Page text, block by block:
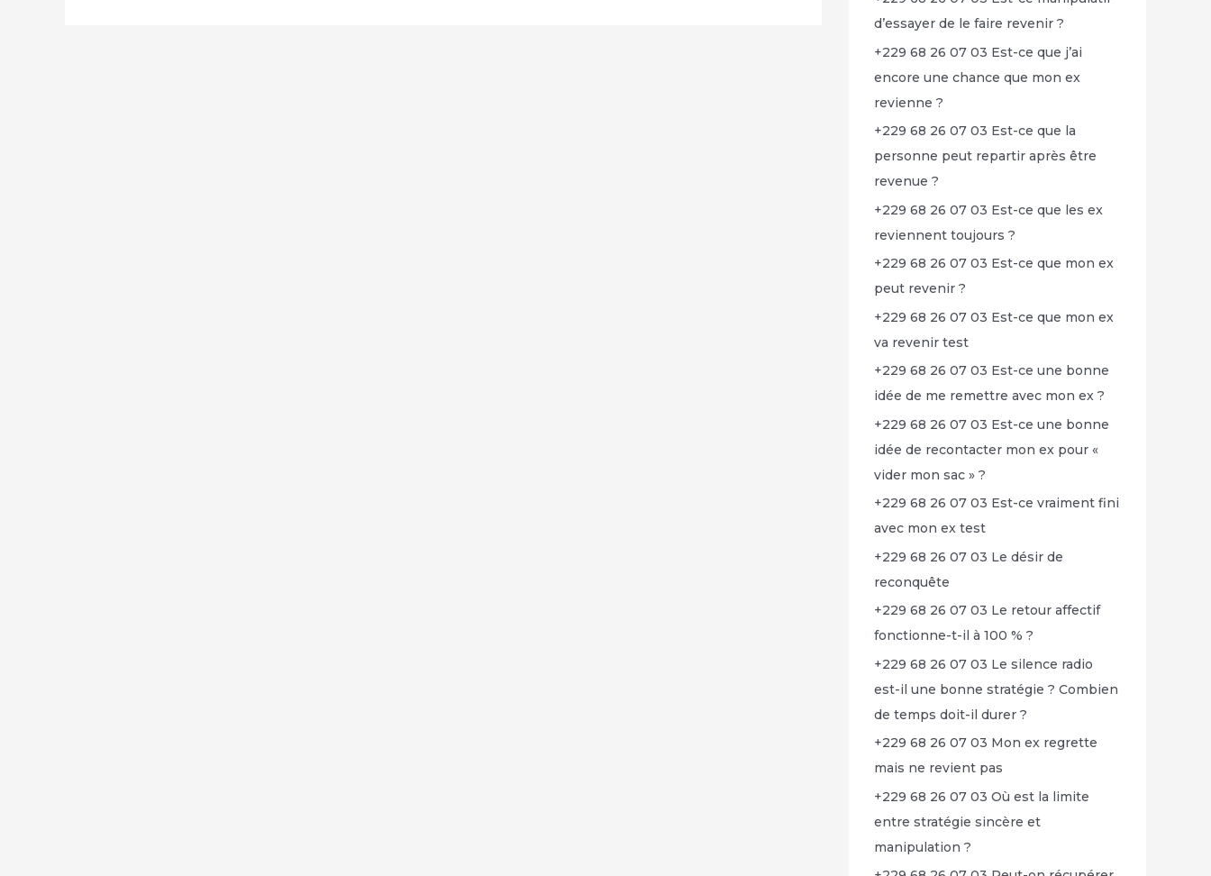
d’essayer de le faire revenir ?
+229 68 26 07 03 Est-ce que j’ai
encore une chance que mon ex
revienne ?
+229 68 26 07 03 Est-ce que la
personne peut repartir après être
revenue ?
+229 68 26 07 03 Est-ce que les ex
reviennent toujours ?
+229 68 26 07 03 Est-ce que mon ex
peut revenir ?
+229 68 26 07 03 Est-ce que mon ex
va revenir test
+229 68 26 07 03 Est-ce une bonne
idée de me remettre avec mon ex ?
+229 68 26 07 03 Est-ce une bonne
idée de recontacter mon ex pour «
vider mon sac » ?
+229 68 26 07 03 Est-ce vraiment fini
avec mon ex test
+229 68 26 07 03 Le désir de
reconquête
+229 68 26 07 03 Le retour affectif
fonctionne-t-il à 100 % ?
+229 68 26 07 03 Le silence radio
est-il une bonne stratégie ? Combien
de temps doit-il durer ?
+229 68 26 07 03 Mon ex regrette
mais ne revient pas
+229 68 26 07 03 Où est la limite
entre stratégie sincère et
manipulation ?